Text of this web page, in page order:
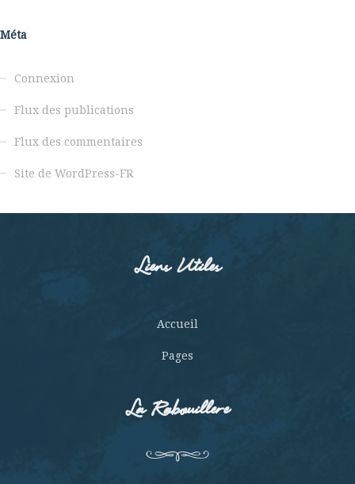
Méta
Connexion
Flux des publications
Flux des commentaires
Site de WordPress-FR
Liens Utiles
Accueil
Pages
La Rabouillere